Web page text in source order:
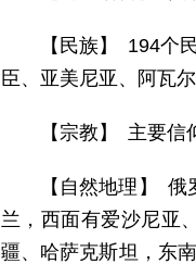
【民族】 194个
臣、亚美尼亚、阿瓦
【宗教】 主要信
【自然地理】
兰，西面有爱沙尼亚
疆、哈萨克斯坦，东